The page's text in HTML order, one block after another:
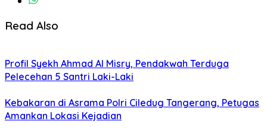
Read Also
Profil Syekh Ahmad Al Misry, Pendakwah Terduga
Pelecehan 5 Santri Laki-Laki
Kebakaran di Asrama Polri Ciledug Tangerang, Petugas
Amankan Lokasi Kejadian